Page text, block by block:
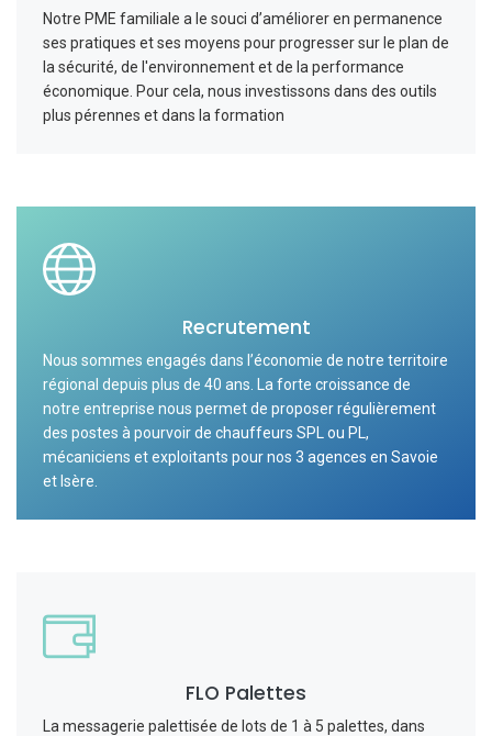
Notre PME familiale a le souci d’améliorer en permanence
ses pratiques et ses moyens pour progresser sur le plan de
la sécurité, de l'environnement et de la performance
économique. Pour cela, nous investissons dans des outils
plus pérennes et dans la formation
Recrutement
Nous sommes engagés dans l’économie de notre territoire
régional depuis plus de 40 ans. La forte croissance de
notre entreprise nous permet de proposer régulièrement
des postes à pourvoir de chauffeurs SPL ou PL,
mécaniciens et exploitants pour nos 3 agences en Savoie
et Isère.
FLO Palettes
La messagerie palettisée de lots de 1 à 5 palettes, dans